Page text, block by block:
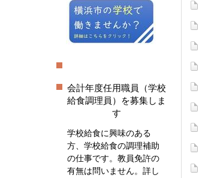
会計年度任用職員（学校
給食調理員）を募集しま
す
学校給食に興味のある
方、学校給食の調理補助
の仕事です。教員免許の
有無は問いません。詳し